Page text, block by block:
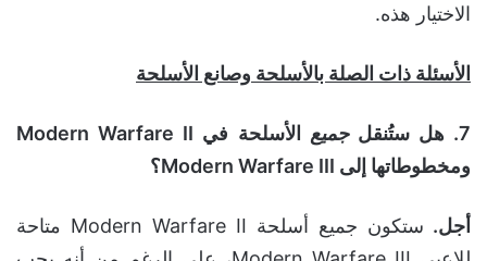
الاختيار هذه.
الأسئلة ذات الصلة بالأسلحة وصانع الأسلحة
7. هل ستُنقلجميع الأسلحة في
ومخطوطاتها إلى
؟
أجل.
ستكون جميع أسلحة Modern Warfare II متاحة